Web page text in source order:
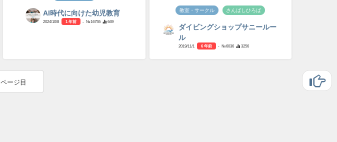
AI時代に向けた幼児教育
2024/10/8 1 年前 - №16755 649
教室・サークル さんばしひろば
ダイビングショップサニールー
ル
2019/11/1 6 年前 - №6036 3256
ージ目